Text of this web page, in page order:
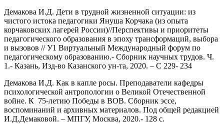
Демакова И.Д. Дети в трудной жизненной ситуации: из
чистого истока педагогики Януша Корчака (из опыта
корчаковских лагерей России)//Перспективы и приоритеты
педагогического образования в эпоху трансформаций, выбора
и вызовов // У1 Виртуальный Международный форум по
педагогическому образованию.- Сборник научных трудов. Ч.
1.- Казань, Изд-во Казанского ун-та, 2020. – С 229- 234
Демакова И.Д. Как в капле росы. Преподаватели кафедры
психологической антропологии о Великой Отечественной
войне. К 75-летию Победы в ВОВ. Сборник эссе,
воспоминаний и архивных материалов. Под общей редакцией
И.Д.Демаковой. – МПГУ, Москва, 2020.- 128 с.